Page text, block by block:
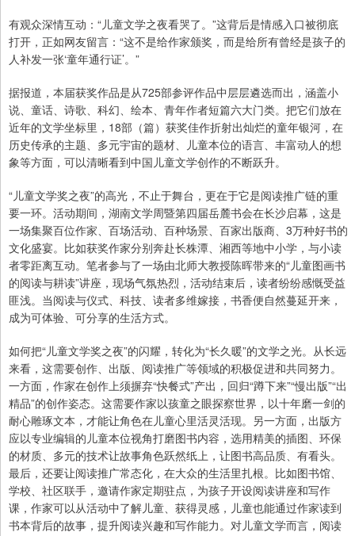
有观众深情互动：“儿童文学之夜看哭了。”这背后是情感入口被彻底
打开，正如网友留言：“这不是给作家颁奖，而是给所有曾经是孩子的
人补发一张‘童年通行证’。”
据报道，本届获奖作品是从725部参评作品中层层遴选而出，涵盖小
说、童话、诗歌、科幻、绘本、青年作者短篇六大门类。把它们放在
近年的文学坐标里，18部（篇）获奖佳作折射出灿烂的童年银河，在
历史传承的主题、多元宇宙的题材、儿童本位的语言、丰富动人的想
象等方面，可以清晰看到中国儿童文学创作的不断跃升。
“儿童文学奖之夜”的高光，不止于舞台，更在于它是阅读推广链的重
要一环。活动期间，湖南文学周暨第四届岳麓书会在长沙启幕，这是
一场集聚百位作家、百场活动、百种场景、百家出版商、3万种好书的
文化盛宴。比如获奖作家分别奔赴长株潭、湘西等地中小学，与小读
者零距离互动。笔者参与了一场由北师大教授陈晖带来的“儿童图画书
的阅读与耕读”讲座，现场气氛热烈，活动结束后，读者纷纷感慨受益
匪浅。当阅读与仪式、科技、读者多维嫁接，书香便自然蔓延开来，
成为可体验、可分享的生活方式。
如何把“儿童文学奖之夜”的闪耀，转化为“长久暖”的文学之光。从长远
来看，这需要创作、出版、阅读推广等领域的积极促进和共同努力。
一方面，作家在创作上须摒弃“快餐式”产出，回归“蹲下来”“慢出版”“出
精品”的创作姿态。这需要作家以孩童之眼探察世界，以十年磨一剑的
耐心雕琢文本，才能让角色在儿童心里活灵活现。另一方面，出版方
应以专业编辑的儿童本位视角打磨图书内容，选用精美的插图、环保
的材质、多元的技术让故事角色跃然纸上，让图书高品质、有看头。
最后，还要让阅读推广常态化，在大众的生活里扎根。比如图书馆、
学校、社区联手，邀请作家定期驻点，为孩子开设阅读讲座和写作
课，作家可以从活动中了解儿童、获得灵感，儿童也能通过作家读到
书本背后的故事，提升阅读兴趣和写作能力。对儿童文学而言，阅读